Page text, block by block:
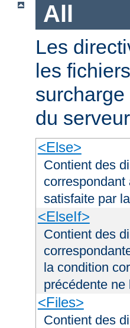
All
Les
les
du
<Else>
Contient des
correspondant
satisfaite par
<ElseIf>
Contient des
la condition
précédente ne
<Files>
Contient des